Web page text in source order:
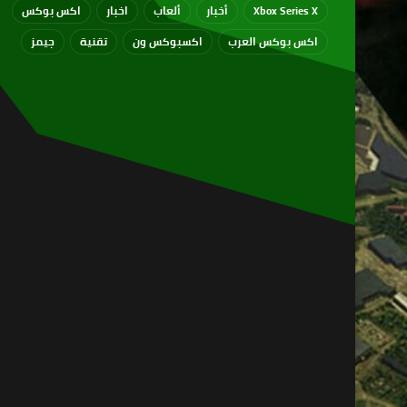
Xbox Series X أخبار ألعاب اخبار
اكس بوكس
اكس بوكس العرب
اكسبوكس ون تقنية جيمز